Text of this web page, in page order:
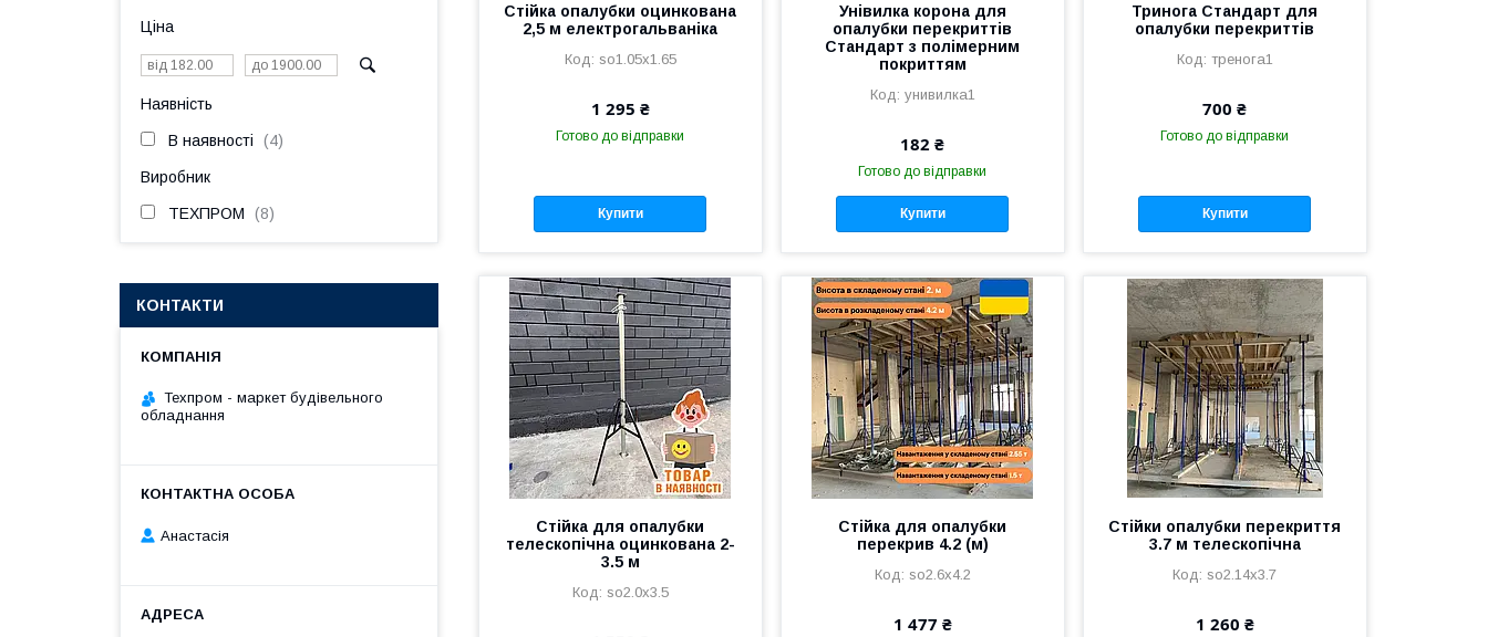
Стійка опалубки оцинкована
2,5 м електрогальваніка
so1.05x1.65
1 295 ₴
Готово до відправки
Купити
Унівилка корона для
опалубки перекриттів
Стандарт з полімерним
покриттям
унивилка1
182 ₴
Готово до відправки
Купити
Тринога Стандарт для
опалубки перекриттів
тренога1
700 ₴
Готово до відправки
Купити
Стійка для опалубки
телескопічна оцинкована 2-
3.5 м
so2.0х3.5
Стійка для опалубки
перекрив 4.2 (м)
so2.6x4.2
1 477 ₴
Стійки опалубки перекриття
3.7 м телескопічна
so2.14x3.7
1 260 ₴
Ціна
Наявність
В наявності 4
Виробник
ТЕХПРОМ 8
КОНТАКТИ
Техпром - маркет будівельного
обладнання
Анастасія